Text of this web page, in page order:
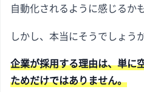
自動化されるように感じるか
しかし、本当にそうでしょうか
企業が採用する理由は、単に
ためだけではありません。